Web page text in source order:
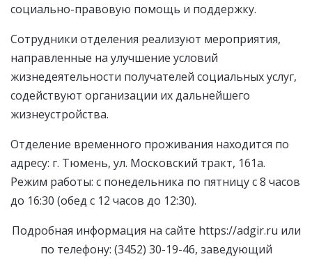
социально-правовую помощь и поддержку.
Сотрудники отделения реализуют мероприятия,
направленные на улучшение условий
жизнедеятельности получателей социальных услуг,
содействуют организации их дальнейшего
жизнеустройства.
Отделение временного проживания находится по
адресу: г. Тюмень, ул. Московский тракт, 161а.
Режим работы: с понедельника по пятницу с 8 часов
до 16:30 (обед с 12 часов до 12:30).
Подробная информация на сайте https://adgir.ru или
по телефону: (3452) 30-19-46, заведующий